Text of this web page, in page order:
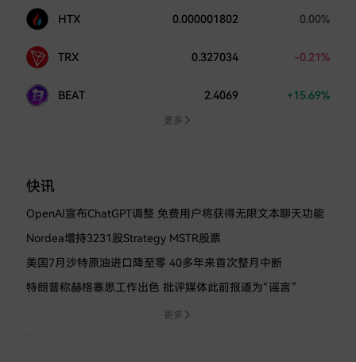
HTX 0.000001802 0.00%
TRX 0.327034 -0.21%
BEAT 2.4069 +15.69%
更多
快讯
OpenAI宣布ChatGPT调整 免费用户将获得无限文本聊天功能
Nordea增持3231股Strategy MSTR股票
美国7月沙特原油进口降至零 40多年来首次整月中断
特朗普称赫格塞思工作出色 批评媒体此前报道为“谣言”
更多